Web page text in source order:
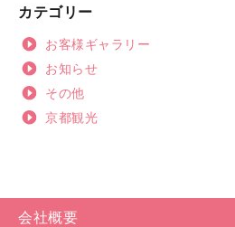
カテゴリー
お客様ギャラリー
お知らせ
その他
京都観光
会社概要